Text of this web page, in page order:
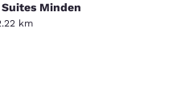
Minden
Minden
km
estrelas. Razoável. 723 avaliações